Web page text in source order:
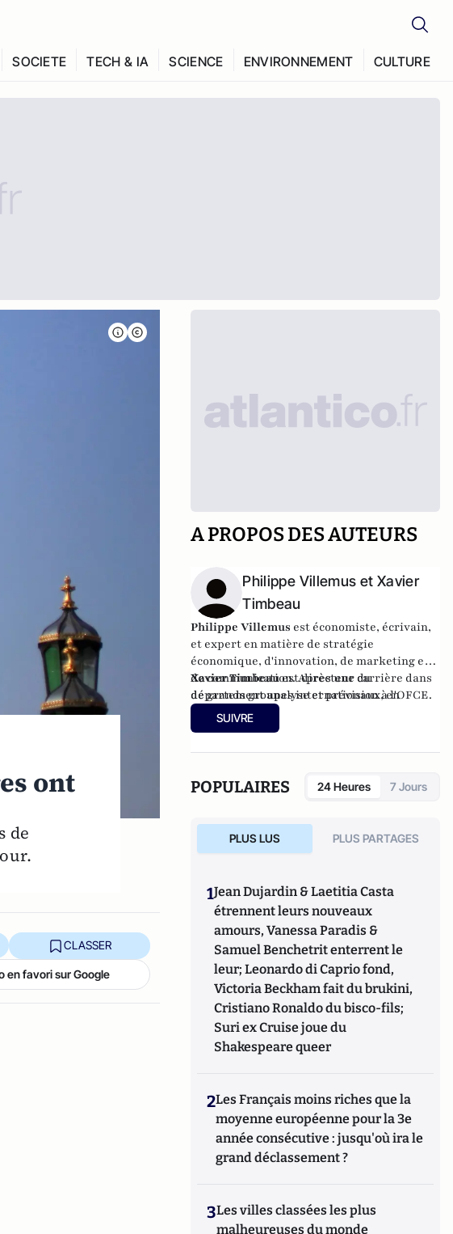
SOCIETE TECH & IA SCIENCE ENVIRONNEMENT CULTURE
ont
de
CLASSER
en favori sur Google
A PROPOS DES AUTEURS
Philippe Villemus et Xavier
Timbeau
Philippe Villemus est économiste, écrivain,
et expert en matière de stratégie
économique, d'innovation, de marketing et
de communication. Après une carrière dans
de grands groupes internationaux, en
France et à l’étranger, a volontairement
changé de vie pour devenir professeur et
chroniqueur (Midi Libre et France Bleu
Hérault) et conférencier. Il a notamment
Xavier Timbeauest directeur du
département analyse et prévision à l'OFCE.
SUIVRE
POPULAIRES 24 Heures 7 Jours
PLUS LUS PLUS PARTAGES
1Jean Dujardin & Laetitia Casta
étrennent leurs nouveaux
amours, Vanessa Paradis &
Samuel Benchetrit enterrent le
leur; Leonardo di Caprio fond,
Victoria Beckham fait du brukini,
Cristiano Ronaldo du bisco-fils;
Suri ex Cruise joue du
Shakespeare queer
2Les Français moins riches que la
moyenne européenne pour la 3e
année consécutive : jusqu'où ira le
grand déclassement ?
3Les villes classées les plus
malheureuses du monde